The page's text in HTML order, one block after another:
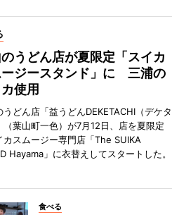
うどん店が夏限定「スイカ
ージースタンド」に 三浦の
使用
うどん店「益うどんDEKETACHI（デケタ
（葉山町一色）が7月12日、店を夏限定
カスムージー専門店「The SUIKA
Hayama」に衣替えしてスタートした。
食べる